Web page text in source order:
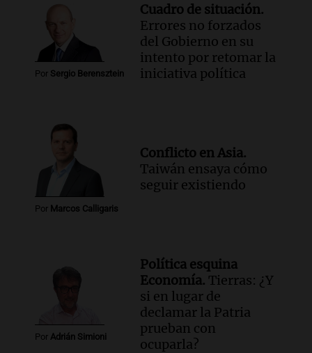
Por Sergio Berensztein
Cuadro de situación.
Errores no forzados
del Gobierno en su
intento por retomar la
iniciativa política
Por Marcos Calligaris
Conflicto en Asia.
Taiwán ensaya cómo
seguir existiendo
Por Adrián Simioni
Política esquina
Economía. Tierras: ¿Y
si en lugar de
declamar la Patria
prueban con
ocuparla?